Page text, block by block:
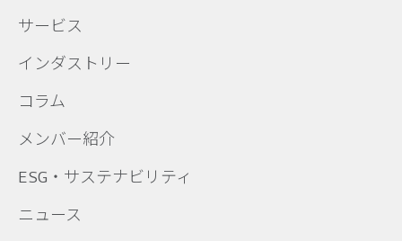
サービス
インダストリー
コラム
メンバー紹介
ESG・サステナビリティ
ニュース